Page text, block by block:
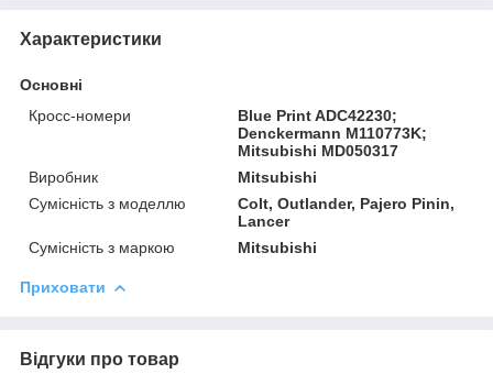
Характеристики
Основні
Кросс-номери
Blue Print ADC42230;
Denckermann M110773K;
Mitsubishi MD050317
Виробник
Mitsubishi
Сумісність з моделлю
Colt, Outlander, Pajero Pinin,
Lancer
Сумісність з маркою
Mitsubishi
Приховати
Відгуки про товар